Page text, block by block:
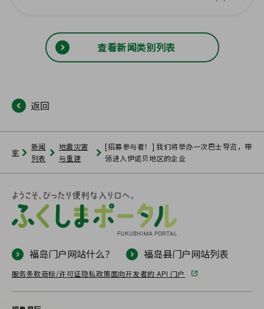
查看新闻类别列表
返回
家
新闻
列表
地震灾害
与重建
[招募参与者！] 我们将举办一次巴士导览，带
领进入伊诺贝地区的企业
福岛门户网站什么？ 福岛县门户网站列表
服务条款商标/许可证隐私政策面向开发者的 API 门户